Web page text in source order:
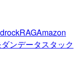
RAGAmazon
ンデータスタック